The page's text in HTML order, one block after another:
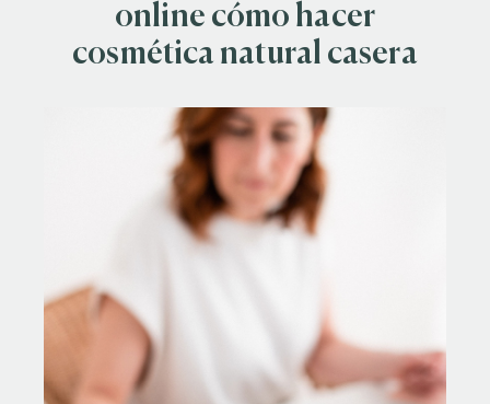
online cómo hacer
cosmética natural casera